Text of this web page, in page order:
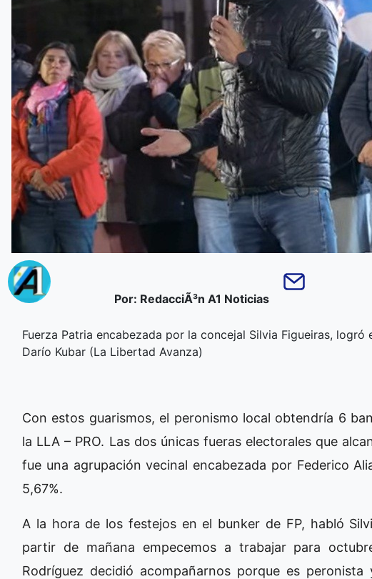
Por: RedacciÃ³n A1 Noticias
Fuerza Patria encabezada por la concejal Silvia Figueiras,
Darío Kubar (La Libertad Avanza)
Con estos guarismos, el peronismo local obtendría 6
la LLA – PRO. Las dos únicas fueras electorales que
fue una agrupación vecinal encabezada por Federico
5,67%.
A la hora de los festejos en el bunker de FP, habló
partir de mañana empecemos a trabajar para
Rodríguez decidió acompañarnos porque es